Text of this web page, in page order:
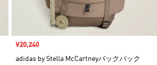
セール価格
¥20,240
adidas by Stella McCartneyバックパック